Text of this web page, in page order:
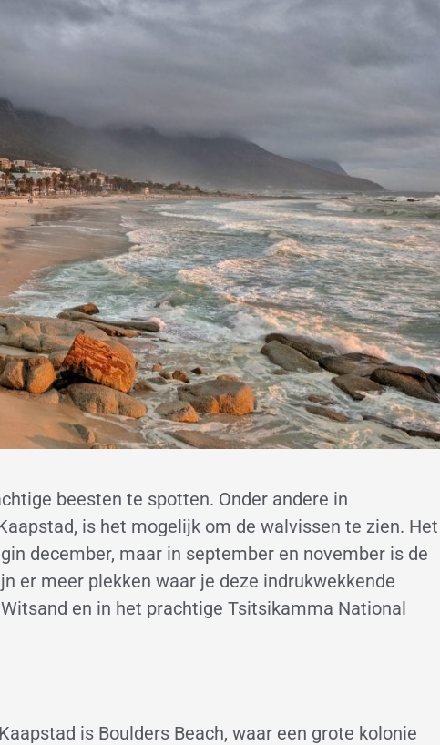
beesten te spotten. Onder andere in
is het mogelijk om de walvissen te zien. Het
december, maar in september en november is de
er meer plekken waar je deze indrukwekkende
en in het prachtige Tsitsikamma National
is Boulders Beach, waar een grote kolonie